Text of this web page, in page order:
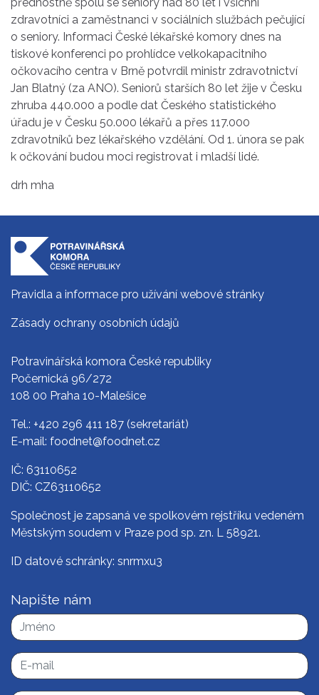
zdravotníci a zaměstnanci v sociálních službách pečující
o seniory. Informaci České lékařské komory dnes na
tiskové konferenci po prohlídce velkokapacitního
očkovacího centra v Brně potvrdil ministr zdravotnictví
Jan Blatný (za ANO). Seniorů starších 80 let žije v Česku
zhruba 440.000 a podle dat Českého statistického
úřadu je v Česku 50.000 lékařů a přes 117.000
zdravotníků bez lékařského vzdělání. Od 1. února se pak
k očkování budou moci registrovat i mladší lidé.
drh mha
Pravidla a informace pro užívání webové stránky
Zásady ochrany osobních údajů
Potravinářská komora České republiky
Počernická 96/272
108 00 Praha 10-Malešice
Tel.: +420 296 411 187 (sekretariát)
E-mail: foodnet@foodnet.cz
IČ: 63110652
DIČ: CZ63110652
Společnost je zapsaná ve spolkovém rejstříku vedeném
Městským soudem v Praze pod sp. zn. L 58921.
ID datové schránky: snrmxu3
Napište nám